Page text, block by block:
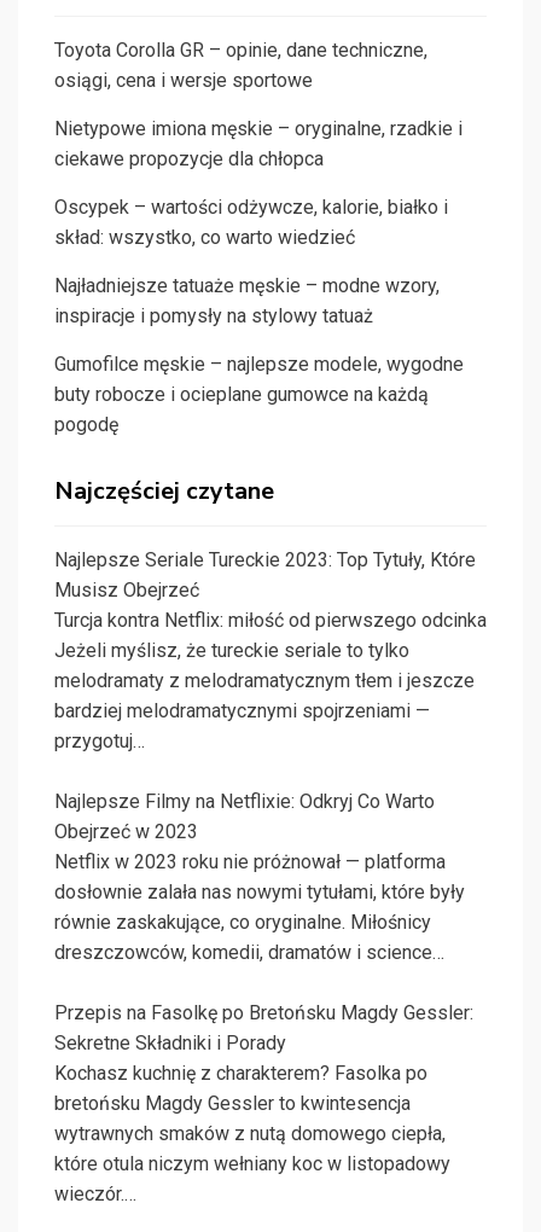
Toyota Corolla GR – opinie, dane techniczne,
osiągi, cena i wersje sportowe
Nietypowe imiona męskie – oryginalne, rzadkie i
ciekawe propozycje dla chłopca
Oscypek – wartości odżywcze, kalorie, białko i
skład: wszystko, co warto wiedzieć
Najładniejsze tatuaże męskie – modne wzory,
inspiracje i pomysły na stylowy tatuaż
Gumofilce męskie – najlepsze modele, wygodne
buty robocze i ocieplane gumowce na każdą
pogodę
Najczęściej czytane
Najlepsze Seriale Tureckie 2023: Top Tytuły, Które
Musisz Obejrzeć
Turcja kontra Netflix: miłość od pierwszego odcinka
Jeżeli myślisz, że tureckie seriale to tylko
melodramaty z melodramatycznym tłem i jeszcze
bardziej melodramatycznymi spojrzeniami —
przygotuj…
Najlepsze Filmy na Netflixie: Odkryj Co Warto
Obejrzeć w 2023
Netflix w 2023 roku nie próżnował — platforma
dosłownie zalała nas nowymi tytułami, które były
równie zaskakujące, co oryginalne. Miłośnicy
dreszczowców, komedii, dramatów i science…
Przepis na Fasolkę po Bretońsku Magdy Gessler:
Sekretne Składniki i Porady
Kochasz kuchnię z charakterem? Fasolka po
bretońsku Magdy Gessler to kwintesencja
wytrawnych smaków z nutą domowego ciepła,
które otula niczym wełniany koc w listopadowy
wieczór.…